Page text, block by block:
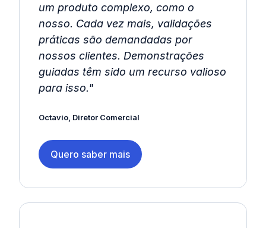
um produto complexo, como o
nosso. Cada vez mais, validações
práticas são demandadas por
nossos clientes. Demonstrações
guiadas têm sido um recurso valioso
para isso."
Octavio, Diretor Comercial
Quero saber mais